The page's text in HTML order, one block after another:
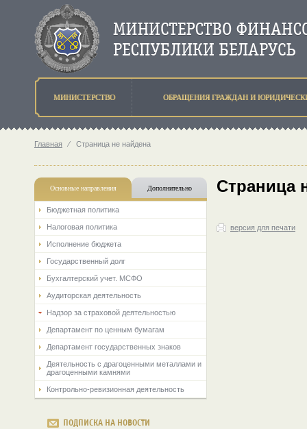
МИНИСТЕРСТВО ОБРАЩЕНИЯ ГРАЖДАН И
Главная ⁄ Страница не найдена
Основные направления Дополнительно
Бюджетная политика
Налоговая политика
Исполнение бюджета
Государственный долг
Бухгалтерский учет. МСФО
Аудиторская деятельность
Надзор за страховой деятельностью
Департамент по ценным бумагам
Департамент государственных знаков
Деятельность с драгоценными металлами и
драгоценными камнями
Контрольно-ревизионная деятельность
ПОДПИСКА НА НОВОСТИ
Страница
версия для печати